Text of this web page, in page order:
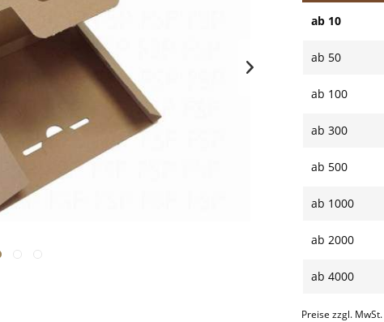
ab 10
ab 50
ab 100
ab 300
ab 500
ab 1000
ab 2000
ab 4000
Preise zzgl. MwSt.